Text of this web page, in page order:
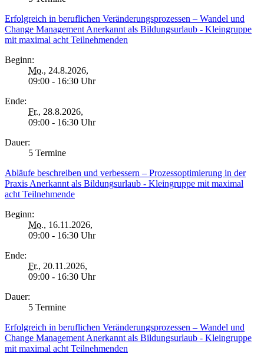
Erfolgreich in beruflichen Veränderungsprozessen – Wandel und
Change Management Anerkannt als Bildungsurlaub - Kleingruppe
mit maximal acht Teilnehmenden
Beginn:
Mo., 24.8.2026,
09:00 - 16:30 Uhr
Ende:
Fr., 28.8.2026,
09:00 - 16:30 Uhr
Dauer:
5 Termine
Abläufe beschreiben und verbessern – Prozessoptimierung in der
Praxis Anerkannt als Bildungsurlaub - Kleingruppe mit maximal
acht Teilnehmende
Beginn:
Mo., 16.11.2026,
09:00 - 16:30 Uhr
Ende:
Fr., 20.11.2026,
09:00 - 16:30 Uhr
Dauer:
5 Termine
Erfolgreich in beruflichen Veränderungsprozessen – Wandel und
Change Management Anerkannt als Bildungsurlaub - Kleingruppe
mit maximal acht Teilnehmenden